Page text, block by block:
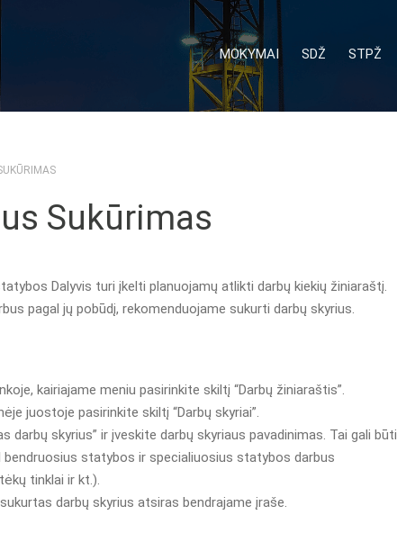
MOKYMAI SDŽ STPŽ
Sukūrimas
Dalyvis turi įkelti planuojamų atlikti darbų kiekių žiniaraštį.
pagal jų pobūdį, rekomenduojame sukurti darbų skyrius.
kairiajame meniu pasirinkite skiltį “Darbų žiniaraštis”.
juostoje pasirinkite skiltį “Darbų skyriai”.
darbų skyrius” ir įveskite darbų skyriaus pavadinimas. Tai gali būti
bendruosius statybos ir specialiuosius statybos darbus
tinklai ir kt.).
darbų skyrius atsiras bendrajame įraše.